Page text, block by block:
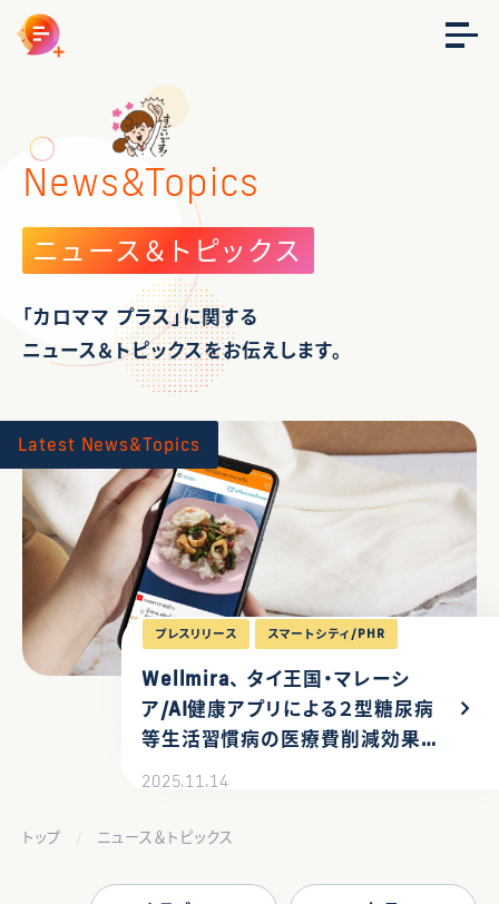
News&Topics
ニュース＆トピックス
「カロママ プラス」に関する
ニュース＆トピックスをお伝えします。
Latest News&Topics
プレスリリース スマートシティ/PHR
Wellmira、 タイ王国・マレーシ
ア/AI健康アプリによる２型糖尿病
等生活習慣病の医療費削減効果
志向型共創等事業費補助金（小規
2025.11.14
トップ ニュース＆トピックス